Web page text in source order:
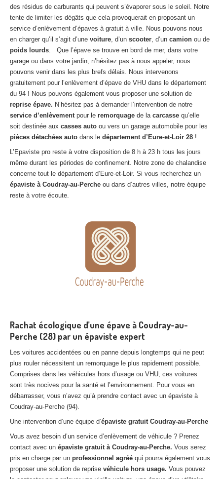
Centreagréé VHU 92 : casse auto avec destruction
Centreagréé VHU 93 : casse auto avec destruction
Centreagréé VHU 94 : casse auto avec destruction
Centreagréé VHU 95 : casse auto avec destruction
DOCUMENTSÀ JOINDRE
RACHATVÉHICULES
CONTACT
01 83 64 20 40
des résidus de carburants qui peuvent s’évaporer sous le soleil. Notre
tente de limiter les dégâts que cela provoquerait en proposant un
service d’enlèvement d’épaves à gratuit à ville. Nous pouvons nous
en charger qu’il s’agit d’une voiture, d’un scooter, d’un camion ou de
poids lourds. Que l’épave se trouve en bord de mer, dans votre
garage ou dans votre jardin, n’hésitez pas à nous appeler, nous
pouvons venir dans les plus brefs délais. Nous intervenons
gratuitement pour l’enlèvement d’épave de VHU dans le département
du 94 ! Nous pouvons également vous proposer une solution de
reprise épave. N’hésitez pas à demander l’intervention de notre
service d’enlèvementpour le remorquage de la carcasse qu’elle
soit destinée aux casses auto ou vers un garage automobile pour les
pièces détachées auto dans le département d’Eure-et-Loir 28 !.
L’Epaviste pro reste à votre disposition de 8 h à 23 h tous les jours
même durant les périodes de confinement. Notre zone de chalandise
concerne tout le département d’Eure-et-Loir. Si vous recherchez un
épaviste à Coudray-au-Perche ou dans d’autres villes, notre équipe
reste à votre écoute.
Rachat écologique d’une épave à Coudray-au-
Perche (28) par un épaviste expert
Les voitures accidentées ou en panne depuis longtemps qui ne peut
plus rouler nécessitent un remorquage le plus rapidement possible.
Comprises dans les véhicules hors d’usage ou VHU, ces voitures
sont très nocives pour la santé et l’environnement. Pour vous en
débarrasser, vous n’avez qu’à prendre contact avec un épaviste à
Coudray-au-Perche (94).
Une intervention d’une équipe d’épaviste gratuit Coudray-au-Perche
Vous avez besoin d’un service d’enlèvement de véhicule ? Prenez
contact avec un épaviste gratuit à Coudray-au-Perche. Vous serez
pris en charge par un professionnel agréé qui pourra également vous
proposer une solution de reprise véhicule hors usage. Vous pouvez